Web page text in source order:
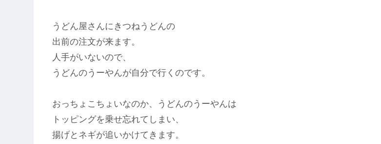
うどん屋さんにきつねうどんの
出前の注文が来ます。
人手がいないので、
うどんのうーやんが自分で行くのです。
おっちょこちょいなのか、うどんのうーやんは
トッピングを乗せ忘れてしまい、
揚げとネギが追いかけてきます。